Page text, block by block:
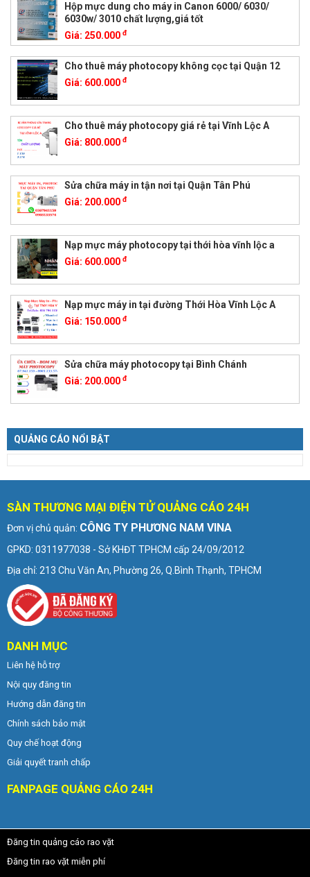
Hộp mực dung cho máy in Canon 6000/ 6030/
6030w/ 3010 chất lượng,giá tốt
Giá: 250.000 đ
Cho thuê máy photocopy không cọc tại Quận 12
Giá: 600.000 đ
Cho thuê máy photocopy giá rẻ tại Vĩnh Lộc A
Giá: 800.000 đ
Sửa chữa máy in tận nơi tại Quận Tân Phú
Giá: 200.000 đ
Nạp mực máy photocopy tại thới hòa vĩnh lộc a
Giá: 600.000 đ
Nạp mực máy in tại đường Thới Hòa Vĩnh Lộc A
Giá: 150.000 đ
Sửa chữa máy photocopy tại Bình Chánh
Giá: 200.000 đ
QUẢNG CÁO NỔI BẬT
SÀN THƯƠNG MẠI ĐIỆN TỬ QUẢNG CÁO 24H
Đơn vị chủ quản: CÔNG TY PHƯƠNG NAM VINA
GPKD: 0311977038 - Sở KHĐT TPHCM cấp 24/09/2012
Địa chỉ: 213 Chu Văn An, Phường 26, Q.Bình Thạnh, TPHCM
DANH MỤC
Liên hệ hỗ trợ
Nội quy đăng tin
Hướng dẫn đăng tin
Chính sách bảo mật
Quy chế hoạt động
Giải quyết tranh chấp
FANPAGE QUẢNG CÁO 24H
Đăng tin quảng cáo rao vặt
Đăng tin rao vặt miễn phí